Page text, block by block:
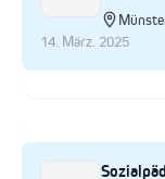
14. März. 2025